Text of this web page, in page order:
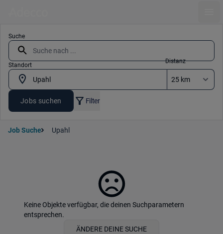
Suche
Standort
Distanz
Jobs suchen Filter
Job Suche Upahl
Keine Objekte verfügbar, die deinen Suchparametern
entsprechen.
ÄNDERE DEINE SUCHE